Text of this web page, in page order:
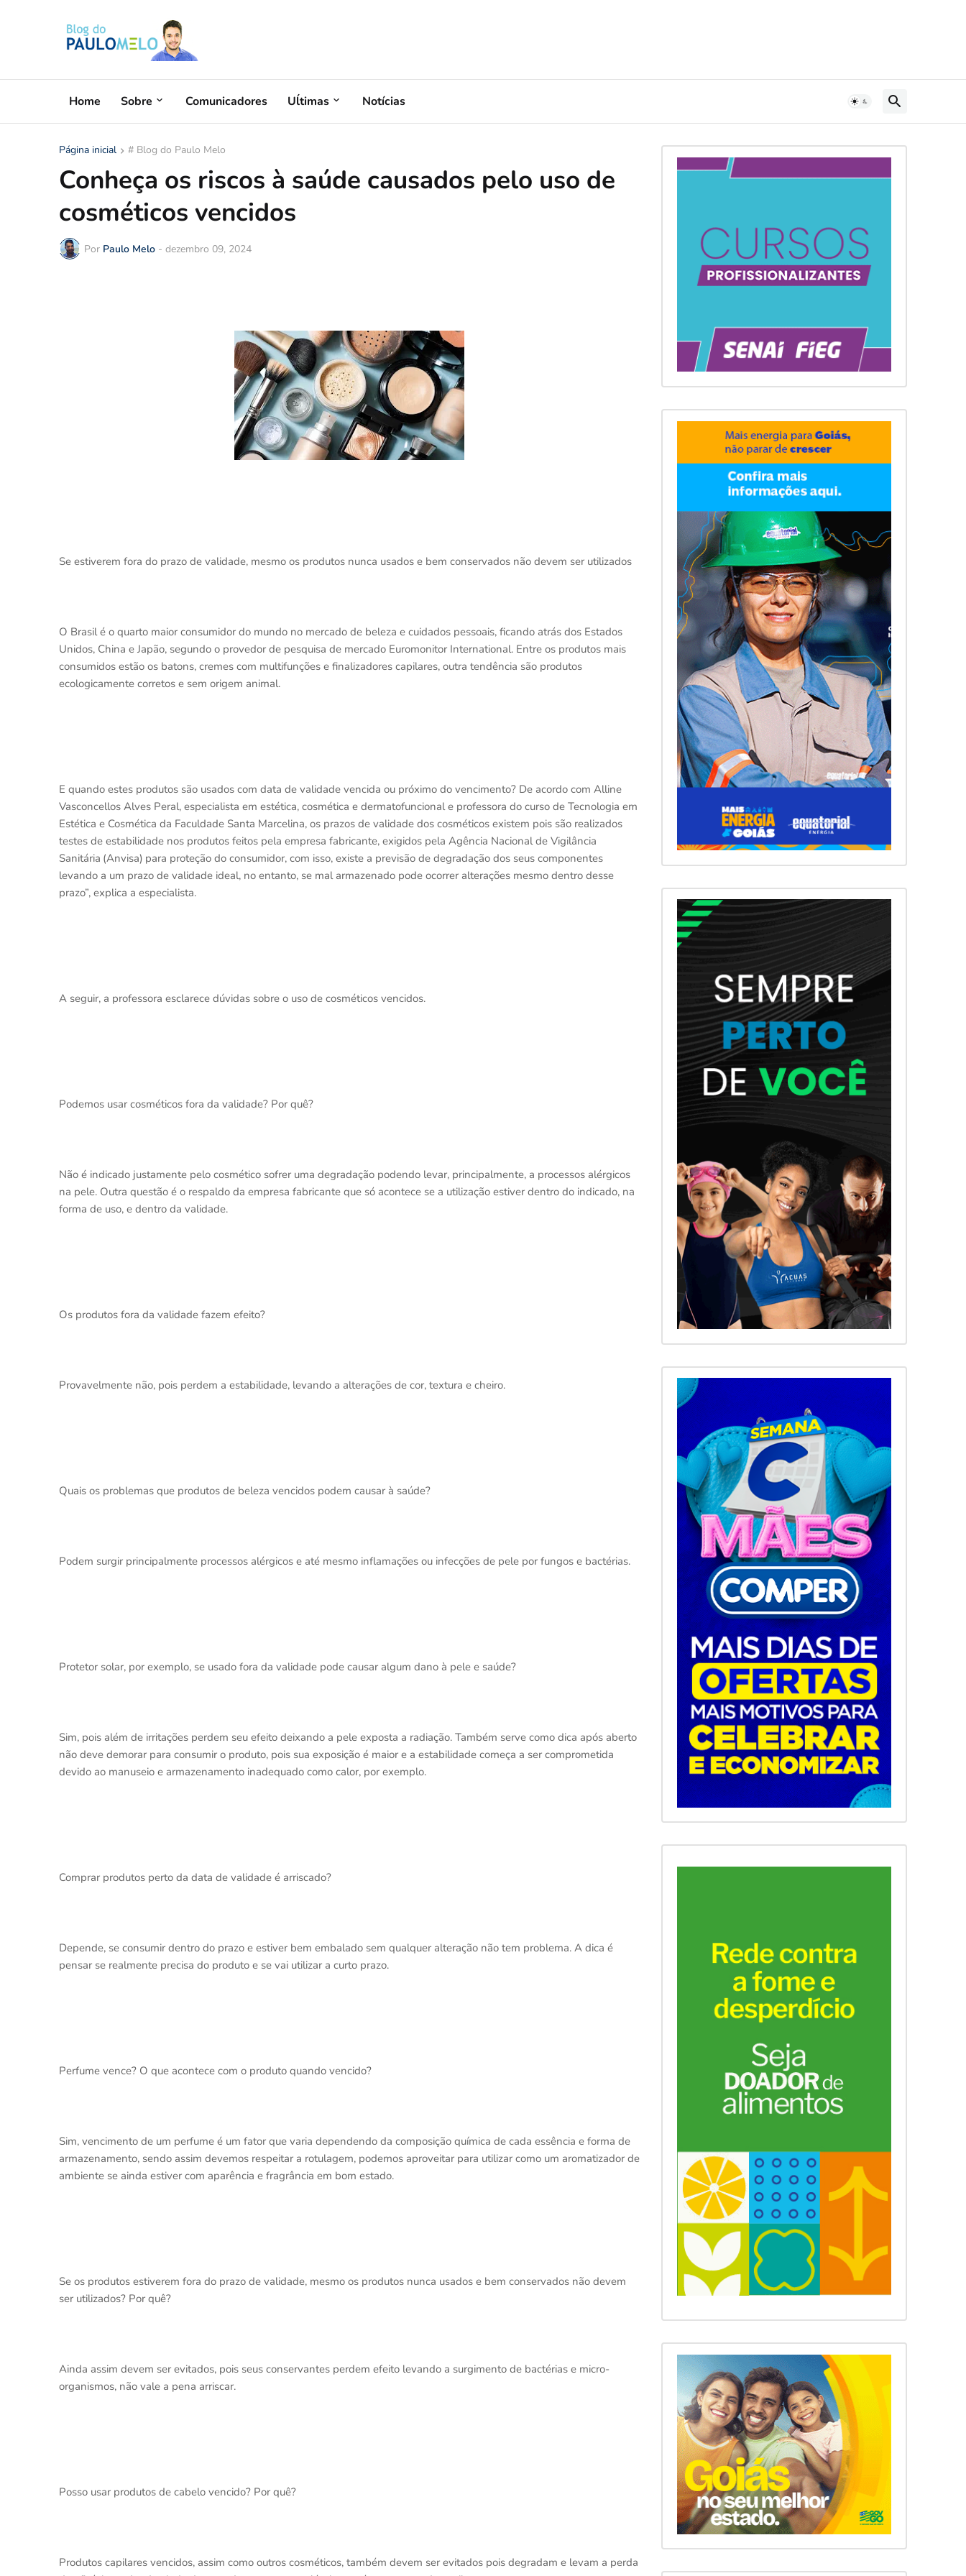
Home Sobre Comunicadores Uĺtimas Notícias
Página inicial # Blog do Paulo Melo
Conheça os riscos à saúde causados pelo uso de
cosméticos vencidos
Por Paulo Melo - dezembro 09, 2024
Se estiverem fora do prazo de validade, mesmo os produtos nunca usados e bem conservados não devem ser utilizados
O Brasil é o quarto maior consumidor do mundo no mercado de beleza e cuidados pessoais, ficando atrás dos Estados
Unidos, China e Japão, segundo o provedor de pesquisa de mercado Euromonitor International. Entre os produtos mais
consumidos estão os batons, cremes com multifunções e finalizadores capilares, outra tendência são produtos
ecologicamente corretos e sem origem animal.
E quando estes produtos são usados com data de validade vencida ou próximo do vencimento? De acordo com Alline
Vasconcellos Alves Peral, especialista em estética, cosmética e dermatofuncional e professora do curso de Tecnologia em
Estética e Cosmética da Faculdade Santa Marcelina, os prazos de validade dos cosméticos existem pois são realizados
testes de estabilidade nos produtos feitos pela empresa fabricante, exigidos pela Agência Nacional de Vigilância
Sanitária (Anvisa) para proteção do consumidor, com isso, existe a previsão de degradação dos seus componentes
levando a um prazo de validade ideal, no entanto, se mal armazenado pode ocorrer alterações mesmo dentro desse
prazo”, explica a especialista.
A seguir, a professora esclarece dúvidas sobre o uso de cosméticos vencidos.
Podemos usar cosméticos fora da validade? Por quê?
Não é indicado justamente pelo cosmético sofrer uma degradação podendo levar, principalmente, a processos alérgicos
na pele. Outra questão é o respaldo da empresa fabricante que só acontece se a utilização estiver dentro do indicado, na
forma de uso, e dentro da validade.
Os produtos fora da validade fazem efeito?
Provavelmente não, pois perdem a estabilidade, levando a alterações de cor, textura e cheiro.
Quais os problemas que produtos de beleza vencidos podem causar à saúde?
Podem surgir principalmente processos alérgicos e até mesmo inflamações ou infecções de pele por fungos e bactérias.
Protetor solar, por exemplo, se usado fora da validade pode causar algum dano à pele e saúde?
Sim, pois além de irritações perdem seu efeito deixando a pele exposta a radiação. Também serve como dica após aberto
não deve demorar para consumir o produto, pois sua exposição é maior e a estabilidade começa a ser comprometida
devido ao manuseio e armazenamento inadequado como calor, por exemplo.
Comprar produtos perto da data de validade é arriscado?
Depende, se consumir dentro do prazo e estiver bem embalado sem qualquer alteração não tem problema. A dica é
pensar se realmente precisa do produto e se vai utilizar a curto prazo.
Perfume vence? O que acontece com o produto quando vencido?
Sim, vencimento de um perfume é um fator que varia dependendo da composição química de cada essência e forma de
armazenamento, sendo assim devemos respeitar a rotulagem, podemos aproveitar para utilizar como um aromatizador de
ambiente se ainda estiver com aparência e fragrância em bom estado.
Se os produtos estiverem fora do prazo de validade, mesmo os produtos nunca usados e bem conservados não devem
ser utilizados? Por quê?
Ainda assim devem ser evitados, pois seus conservantes perdem efeito levando a surgimento de bactérias e micro-
organismos, não vale a pena arriscar.
Posso usar produtos de cabelo vencido? Por quê?
Produtos capilares vencidos, assim como outros cosméticos, também devem ser evitados pois degradam e levam a perda